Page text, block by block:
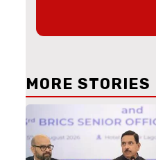
MORE STORIES